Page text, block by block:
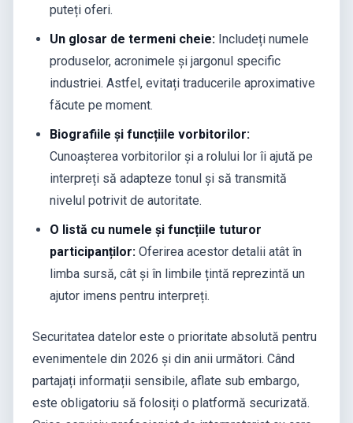
puteți oferi.
Un glosar de termeni cheie: Includeți numele
produselor, acronimele și jargonul specific
industriei. Astfel, evitați traducerile aproximative
făcute pe moment.
Biografiile și funcțiile vorbitorilor:
Cunoașterea vorbitorilor și a rolului lor îi ajută pe
interpreți să adapteze tonul și să transmită
nivelul potrivit de autoritate.
O listă cu numele și funcțiile tuturor
participanților: Oferirea acestor detalii atât în
limba sursă, cât și în limbile țintă reprezintă un
ajutor imens pentru interpreți.
Securitatea datelor este o prioritate absolută pentru
evenimentele din 2026 și din anii următori. Când
partajați informații sensibile, aflate sub embargo,
este obligatoriu să folosiți o platformă securizată.